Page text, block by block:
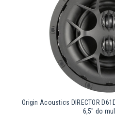
Origin Acoustics DIRECTOR
6,5″ do